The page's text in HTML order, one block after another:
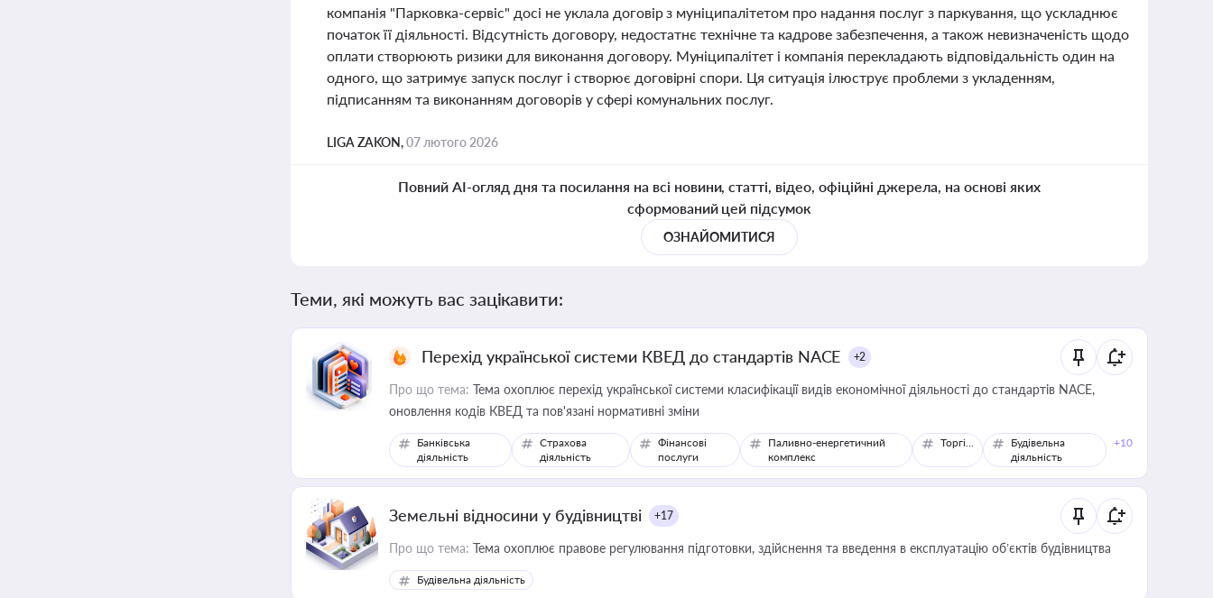
компанія "Парковка-сервіс" досі не уклала договір з муніципалітетом про надання послуг з паркування, що ускладнює
початок її діяльності. Відсутність договору, недостатнє технічне та кадрове забезпечення, а також невизначеність щодо
оплати створюють ризики для виконання договору. Муніципалітет і компанія перекладають відповідальність один на
одного, що затримує запуск послуг і створює договірні спори. Ця ситуація ілюструє проблеми з укладенням,
підписанням та виконанням договорів у сфері комунальних послуг.
LIGA ZAKON,07 лютого 2026
Повний AI-огляд дня та посилання на всі новини, статті, відео, офіційні джерела, на основі яких
сформований цей підсумок
ОЗНАЙОМИТИСЯ
Теми, які можуть вас зацікавити:
Перехід української системи КВЕД до стандартів NACE +2
Про що тема: Тема охоплює перехід української системи класифікації видів економічної діяльності до стандартів NACE,
оновлення кодів КВЕД та пов'язані нормативні зміни
Банківська
діяльність
Страхова
діяльність
Фінансові
послуги
Паливно-енергетичний
комплекс
Торгівля
Будівельна
діяльність
+10
Земельні відносини у будівництві +17
Про що тема: Тема охоплює правове регулювання підготовки, здійснення та введення в експлуатацію об’єктів будівництва
Будівельна діяльність